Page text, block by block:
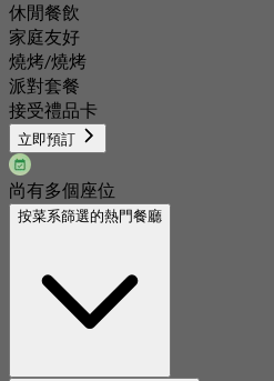
休閒餐飲
家庭友好
燒烤/燒烤
派對套餐
接受禮品卡
立即預訂
尚有多個座位
按菜系篩選的熱門餐廳